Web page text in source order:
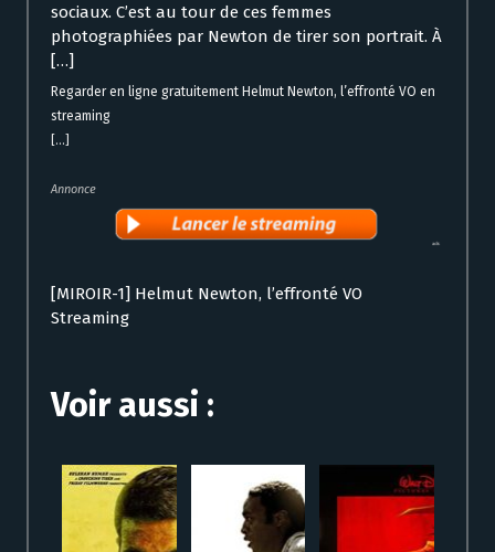
sociaux. C’est au tour de ces femmes
photographiées par Newton de tirer son portrait. À
[…]
Regarder en ligne gratuitement Helmut Newton, l’effronté VO en
streaming
[...]
Annonce
[MIROIR-1] Helmut Newton, l’effronté VO
Streaming
Voir aussi :